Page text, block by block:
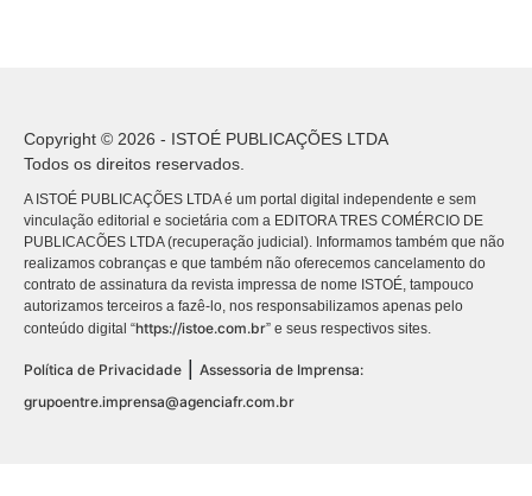
Copyright © 2026 - ISTOÉ PUBLICAÇÕES LTDA
Todos os direitos reservados.
A ISTOÉ PUBLICAÇÕES LTDA é um portal digital independente e sem
vinculação editorial e societária com a EDITORA TRES COMÉRCIO DE
PUBLICACÕES LTDA (recuperação judicial). Informamos também que não
realizamos cobranças e que também não oferecemos cancelamento do
contrato de assinatura da revista impressa de nome ISTOÉ, tampouco
autorizamos terceiros a fazê-lo, nos responsabilizamos apenas pelo
conteúdo digital “https://istoe.com.br” e seus respectivos sites.
Política de Privacidade | Assessoria de Imprensa:
grupoentre.imprensa@agenciafr.com.br